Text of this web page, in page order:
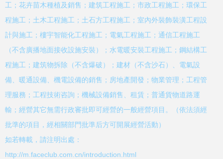
工；花卉苗木種植及銷售；建筑工程施工；市政工程施工；環保工
程施工；土木工程施工；土石方工程施工；室內外裝飾裝潢工程設
計與施工；樓宇智能化工程施工；電氣工程施工；通信工程施工
（不含廣播地面接收設施安裝）；水電暖安裝工程施工；鋼結構工
程施工；建筑物拆除（不含爆破）；建材（不含沙石）、電氣設
備、暖通設備、機電設備的銷售；房地產開發；物業管理；工程管
理服務；工程技術咨詢；機械設備銷售、租賃；普通貨物道路運
輸；經營其它無需行政審批即可經營的一般經營項目。（依法須經
批準的項目，經相關部門批準后方可開展經營活動）
如若轉載，請注明出處：
http://m.faceclub.com.cn/introduction.html